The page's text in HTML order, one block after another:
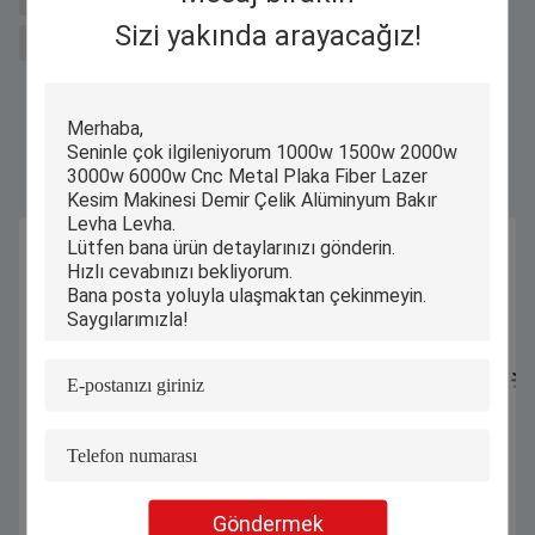
Sizi yakında arayacağız!
Göndermek
sal için lazer metal kesme makinesi
Benzer Ürünler